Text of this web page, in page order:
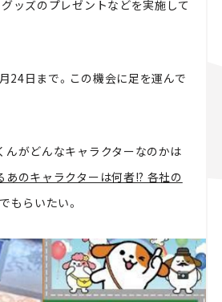
グッズのプレゼントなどを実施して
24日まで。この機会に足を運んで
んがどんなキャラクターなのかは
あのキャラクターは何者!? 各社の
もらいたい。